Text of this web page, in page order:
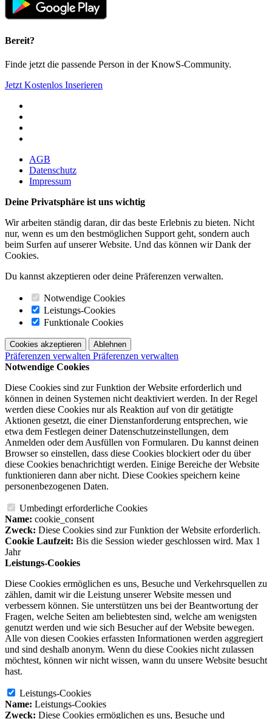
Bereit?
Finde jetzt die passende Person in der KnowS-Community.
Jetzt Kostenlos Inserieren
AGB
Datenschutz
Impressum
Deine Privatsphäre ist uns wichtig
Wir arbeiten ständig daran, dir das beste Erlebnis zu bieten. Nicht
nur, wenn es um den bestmöglichen Support geht, sondern auch
beim Surfen auf unserer Website. Und das können wir Dank der
Cookies.
Du kannst akzeptieren oder deine Präferenzen verwalten.
Notwendige Cookies
Leistungs-Cookies
Funktionale Cookies
Cookies akzeptieren Ablehnen
Präferenzen verwalten Präferenzen verwalten
Notwendige Cookies
Diese Cookies sind zur Funktion der Website erforderlich und
können in deinen Systemen nicht deaktiviert werden. In der Regel
werden diese Cookies nur als Reaktion auf von dir getätigte
Aktionen gesetzt, die einer Dienstanforderung entsprechen, wie
etwa dem Festlegen deiner Datenschutzeinstellungen, dem
Anmelden oder dem Ausfüllen von Formularen. Du kannst deinen
Browser so einstellen, dass diese Cookies blockiert oder du über
diese Cookies benachrichtigt werden. Einige Bereiche der Website
funktionieren dann aber nicht. Diese Cookies speichern keine
personenbezogenen Daten.
Umbedingt erforderliche Cookies
Name: cookie_consent
Zweck: Diese Cookies sind zur Funktion der Website erforderlich.
Cookie Laufzeit: Bis die Session wieder geschlossen wird. Max 1
Jahr
Leistungs-Cookies
Diese Cookies ermöglichen es uns, Besuche und Verkehrsquellen zu
zählen, damit wir die Leistung unserer Website messen und
verbessern können. Sie unterstützen uns bei der Beantwortung der
Fragen, welche Seiten am beliebtesten sind, welche am wenigsten
genutzt werden und wie sich Besucher auf der Website bewegen.
Alle von diesen Cookies erfassten Informationen werden aggregiert
und sind deshalb anonym. Wenn du diese Cookies nicht zulassen
möchtest, können wir nicht wissen, wann du unsere Website besucht
hast.
Leistungs-Cookies
Name: Leistungs-Cookies
Zweck: Diese Cookies ermöglichen es uns, Besuche und